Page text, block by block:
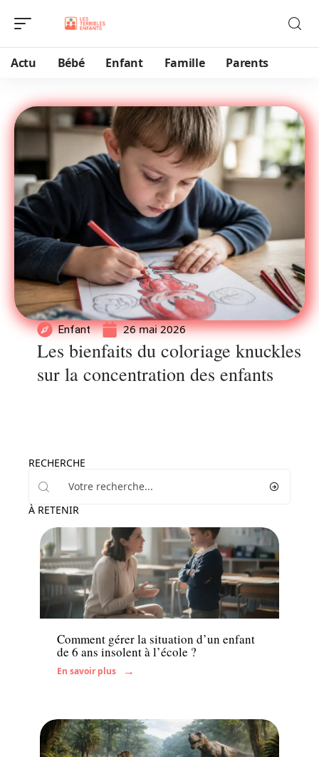
Actu Bébé Enfant Famille Parents
Enfant 26 mai 2026
Les bienfaits du coloriage knuckles
sur la concentration des enfants
RECHERCHE
À RETENIR
Parents
Comment gérer la situation d’un enfant
de 6 ans insolent à l’école ?
En savoir plus